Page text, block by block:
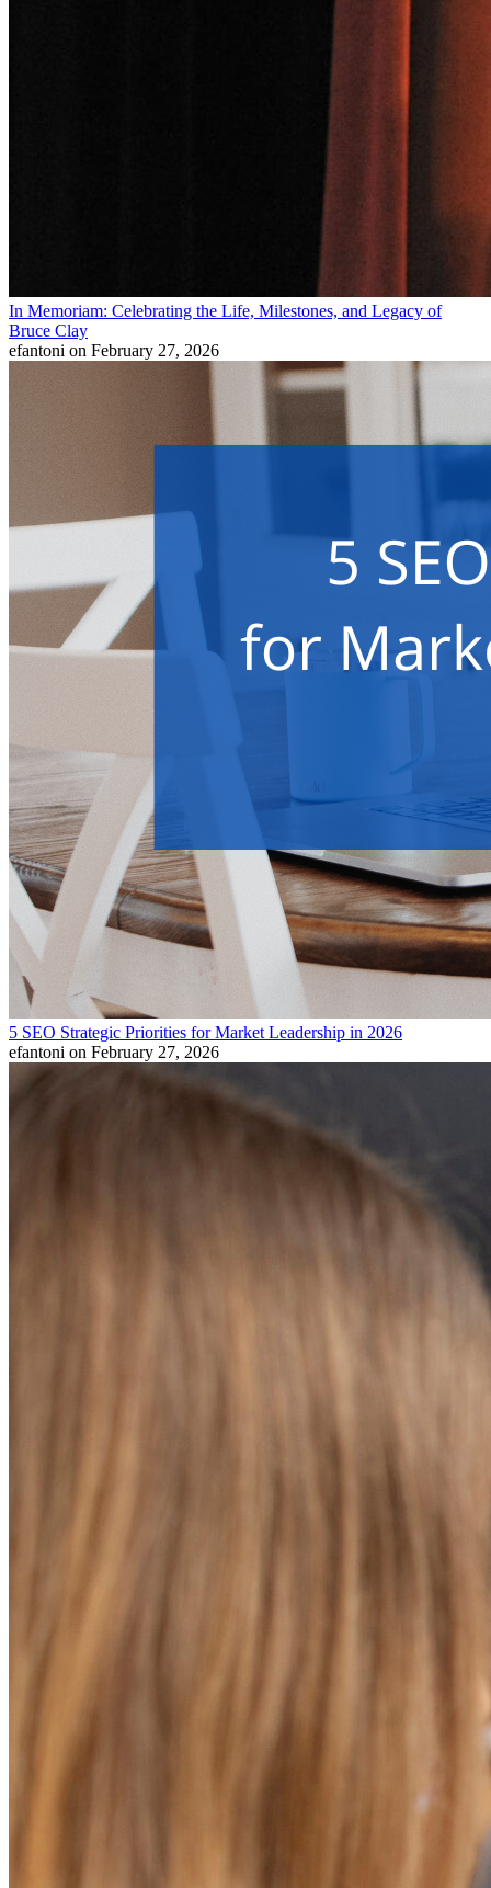
In Memoriam: Celebrating the Life, Milestones, and Legacy of
Bruce Clay
efantoni on February 27, 2026
5 SEO Strategic Priorities for Market Leadership in 2026
efantoni on February 27, 2026